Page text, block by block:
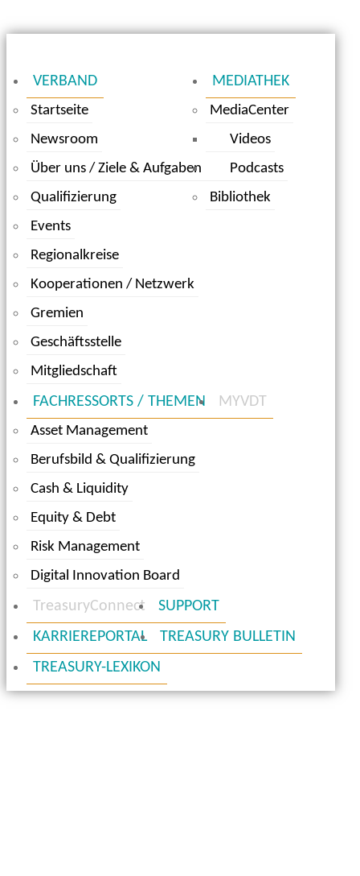
VERBAND
Startseite
Newsroom
Über uns / Ziele & Aufgaben
Qualifizierung
Events
Regionalkreise
Kooperationen / Netzwerk
Gremien
Geschäftsstelle
Mitgliedschaft
MEDIATHEK
MediaCenter
Videos
Podcasts
Bibliothek
FACHRESSORTS / THEMEN
Asset Management
Berufsbild & Qualifizierung
Cash & Liquidity
Equity & Debt
Risk Management
Digital Innovation Board
MYVDT
TreasuryConnect
SUPPORT
KARRIEREPORTAL
TREASURY BULLETIN
TREASURY-LEXIKON